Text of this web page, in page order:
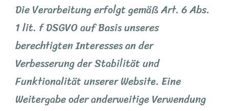
Die Verarbeitung erfolgt gemäß Art. 6 Abs.
1 lit. f DSGVO auf Basis unseres
berechtigten Interesses an der
Verbesserung der Stabilität und
Funktionalität unserer Website. Eine
Weitergabe oder anderweitige Verwendung